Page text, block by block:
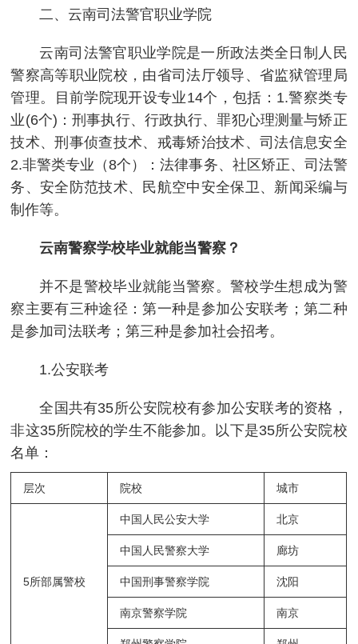
二、云南司法警官职业学院
云南司法警官职业学院是一所政法类全日制人民
警察高等职业院校，由省司法厅领导、省监狱管理局
管理。目前学院现开设专业14个，包括：1.警察类专
业(6个)：刑事执行、行政执行、罪犯心理测量与矫正
技术、刑事侦查技术、戒毒矫治技术、司法信息安全
2.非警类专业（8个）：法律事务、社区矫正、司法警
务、安全防范技术、民航空中安全保卫、新闻采编与
制作等。
云南警察学校毕业就能当警察？
并不是警校毕业就能当警察。警校学生想成为警
察主要有三种途径：第一种是参加公安联考；第二种
是参加司法联考；第三种是参加社会招考。
1.公安联考
全国共有35所公安院校有参加公安联考的资格，
非这35所院校的学生不能参加。以下是35所公安院校
名单：
层次 院校 城市
5所部属警校
中国人民公安大学 北京
中国人民警察大学 廊坊
中国刑事警察学院 沈阳
南京警察学院 南京